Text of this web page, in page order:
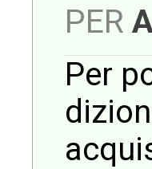
PER
Per